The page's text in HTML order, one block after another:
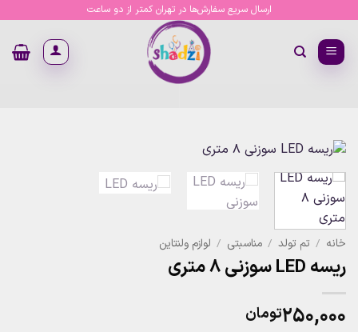
content
ارسال سریع سفارش‌ها در تهران کمتر از دو ساعت
خانه / تم تولد / مناسبتی / لوازم ولنتاین
ریسه LED سوزنی ۸ متری
۲۵۰,۰۰۰تومان